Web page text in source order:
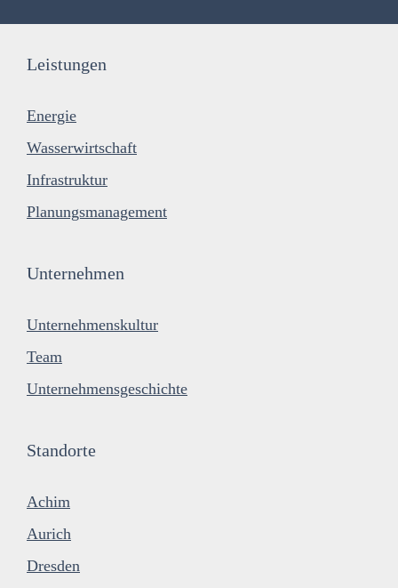
Leistungen
Energie
Wasserwirtschaft
Infrastruktur
Planungsmanagement
Unternehmen
Unternehmenskultur
Team
Unternehmensgeschichte
Standorte
Achim
Aurich
Dresden